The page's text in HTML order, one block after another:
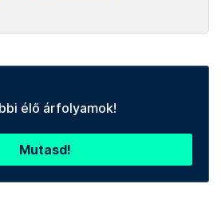
élő árfolyamok!
Mutasd!